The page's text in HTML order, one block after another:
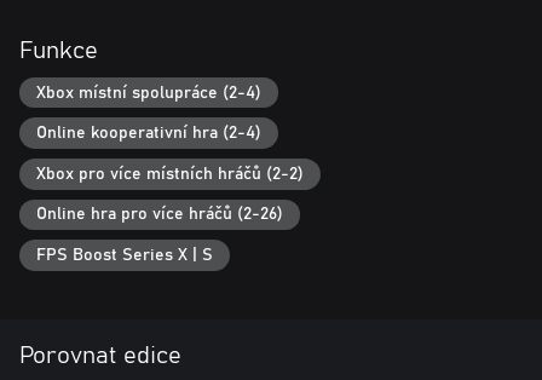
Funkce
Xbox místní spolupráce (2-4)
Online kooperativní hra (2-4)
Xbox pro více místních hráčů (2-2)
Online hra pro více hráčů (2-26)
FPS Boost Series X | S
Porovnat edice